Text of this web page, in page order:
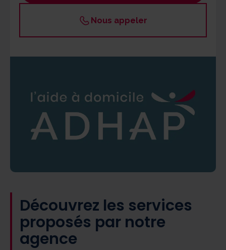
Jeudi
fermé
Nous appeler
Découvrez les services
proposés par notre
agence